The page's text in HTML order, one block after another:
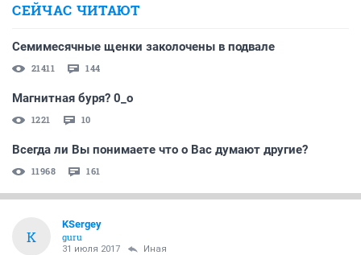
СЕЙЧАС ЧИТАЮТ
Семимесячные щенки заколочены в подвале
21411 144
Магнитная буря? 0_o
1221 10
Всегда ли Вы понимаете что о Вас думают другие?
11968 161
K
KSergey
guru
31 июля 2017 Иная